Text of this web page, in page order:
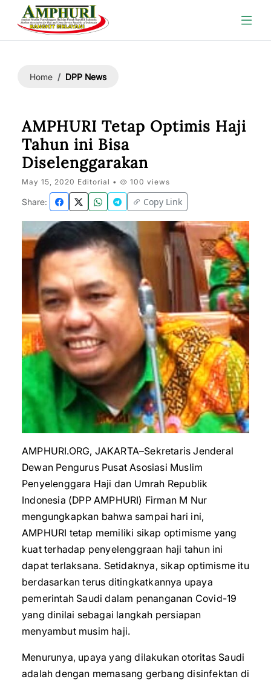
Home DPP News
AMPHURI Tetap Optimis Haji
Tahun ini Bisa
Diselenggarakan
May 15, 2020 Editorial • 100 views
Share: Copy Link
AMPHURI.ORG, JAKARTA–Sekretaris Jenderal
Dewan Pengurus Pusat Asosiasi Muslim
Penyelenggara Haji dan Umrah Republik
Indonesia (DPP AMPHURI) Firman M Nur
mengungkapkan bahwa sampai hari ini,
AMPHURI tetap memiliki sikap optimisme yang
kuat terhadap penyelenggraan haji tahun ini
dapat terlaksana. Setidaknya, sikap optimisme itu
berdasarkan terus ditingkatkannya upaya
pemerintah Saudi dalam penanganan Covid-19
yang dinilai sebagai langkah persiapan
menyambut musim haji.
Menurunya, upaya yang dilakukan otoritas Saudi
adalah dengan memasang gerbang disinfektan di